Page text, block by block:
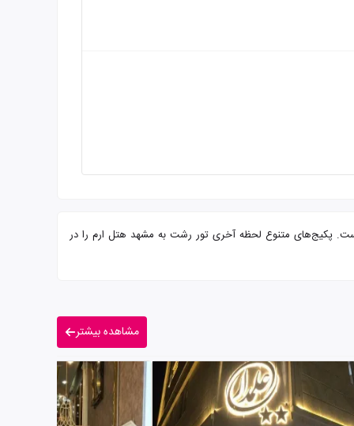
از شما میهمانان عزیز است. پکیج‌های متنوع لحظه آخری تور رشت به مشهد هتل ارم را در
مشاهده بیشتر